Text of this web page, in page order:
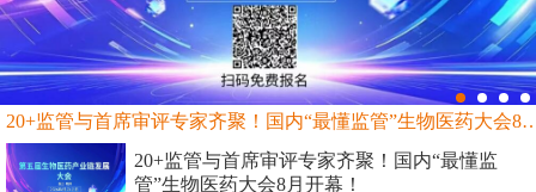
20+监管与首席审评专家齐聚！国内“最
20+监管与首席审评专家齐聚！国内“最懂监
管”生物医药大会8月开幕！